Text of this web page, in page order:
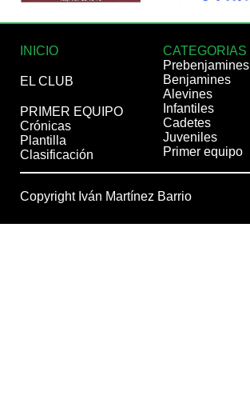
INICIO
EL CLUB
PRIMER EQUIPO
Crónicas
Plantilla
Clasificación
CATEGORIAS
Prebenjamines
Benjamines
Alevines
Infantiles
Cadetes
Juveniles
Primer equipo
Copyright Iván Martínez Barrio